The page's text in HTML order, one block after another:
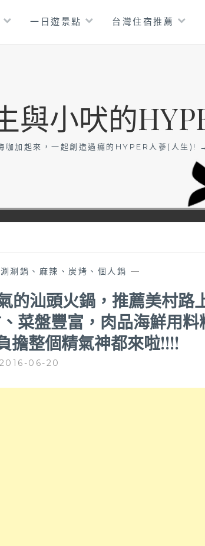
一日遊景點 台灣住宿推薦
與小吠的
咖加起來，一起創造過癮的HYPER人蔘(人生)!
涮鍋、麻辣、炭烤、個人鍋 —
的汕頭火鍋，推薦美村路
菜盤豐富，肉品海鮮用料
擔整個精氣神都來啦!!!!
2016-06-20